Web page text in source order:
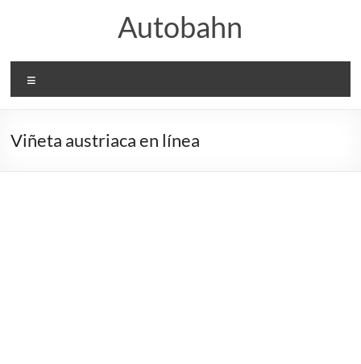
Autobahn
Viñeta austriaca en línea